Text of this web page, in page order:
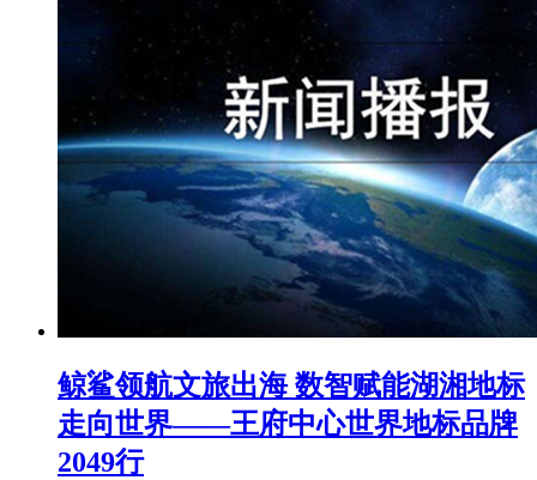
鲸鲨领航文旅出海 数智赋能湖湘地标
走向世界——王府中心世界地标品牌
2049行